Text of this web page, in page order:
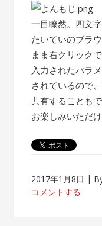
一目瞭然。四文
たいていのブラ
まま右クリック
入力されたパラ
されているので
共有することもで
お楽しみいただ
2017年1月8日
コメントする